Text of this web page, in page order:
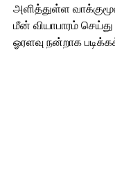
அளித்துள்ள
மீன் வியாபாரம்
ஓரளவு நன்றாக